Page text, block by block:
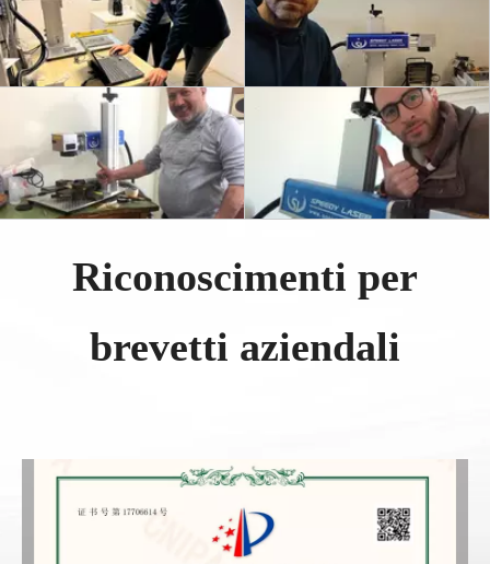
Riconoscimenti per
brevetti aziendali​​​​​​​